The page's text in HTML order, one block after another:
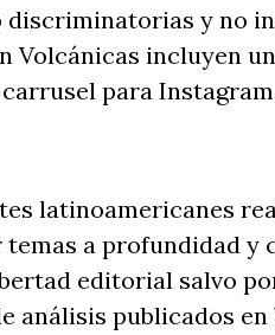
discriminatorias y no
Volcánicas incluyen
para
latinoamericanes
a profundidad y
editorial salvo
análisis publicados